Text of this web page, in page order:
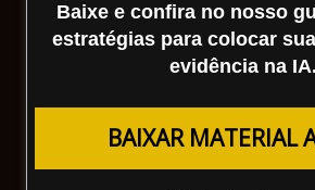
Baixe e confira no nosso
estratégias para colocar
evidência na IA.
BAIXAR MATERIAL